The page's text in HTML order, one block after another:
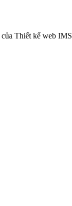
của Thiết kế web IMS